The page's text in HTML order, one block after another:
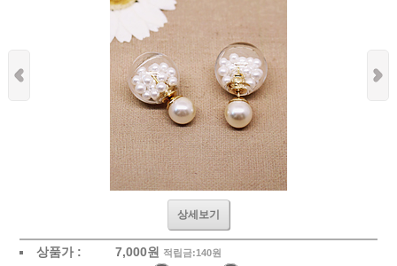
상세보기
상품가 : 7,000원 적립금:140원